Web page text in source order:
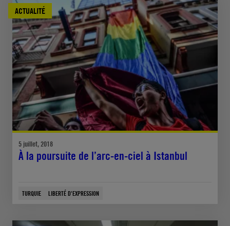
ACTUALITÉ
5 juillet, 2018
À la poursuite de l’arc-en-ciel à Istanbul
TURQUIE LIBERTÉ D'EXPRESSION